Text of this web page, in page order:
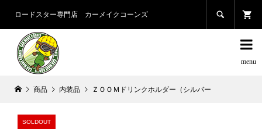
ロードスター専門店 カーメイクコーンズ 

商品 内装品 ＺＯＯＭドリンクホルダー（シルバー
SOLDOUT